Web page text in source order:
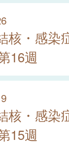
核・感染
16週
核・感染
15週